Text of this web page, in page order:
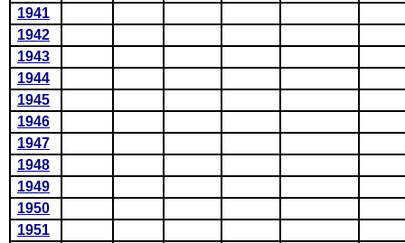
1941
1942
1943
1944
1945
1946
1947
1948
1949
1950
1951